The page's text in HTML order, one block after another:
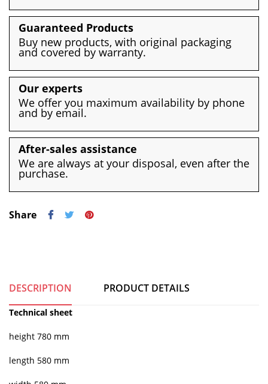
Guaranteed Products
Buy new products, with original packaging
and covered by warranty.
Our experts
We offer you maximum availability by phone
and by email.
After-sales assistance
We are always at your disposal, even after the
purchase.
Share
DESCRIPTION PRODUCT DETAILS
Technical sheet
height 780 mm
length 580 mm